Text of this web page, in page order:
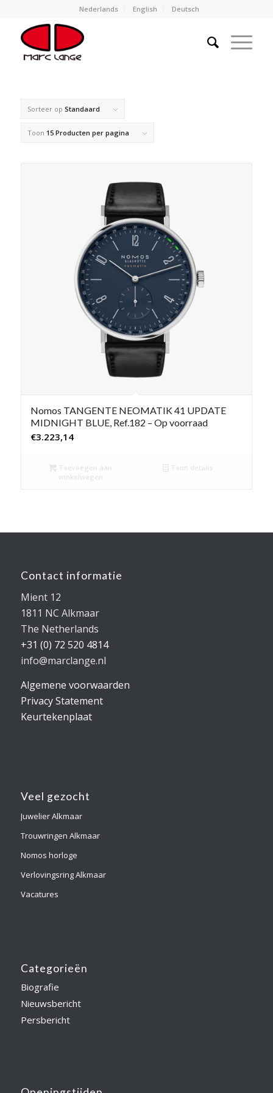
Nederlands English Deutsch
Sorteer op Standaard
Toon 15 Producten per pagina
Nomos TANGENTE NEOMATIK 41 UPDATE
MIDNIGHT BLUE, Ref.182 – Op voorraad
€3.223,14
Toevoegen aan
winkelwagen
Toon details
Contact informatie
Mient 12
1811 NC Alkmaar
The Netherlands
+31 (0) 72 520 4814
info@marclange.nl
Algemene voorwaarden
Privacy Statement
Keurtekenplaat
Veel gezocht
Juwelier Alkmaar
Trouwringen Alkmaar
Nomos horloge
Verlovingsring Alkmaar
Vacatures
Categorieën
Biografie
Nieuwsbericht
Persbericht